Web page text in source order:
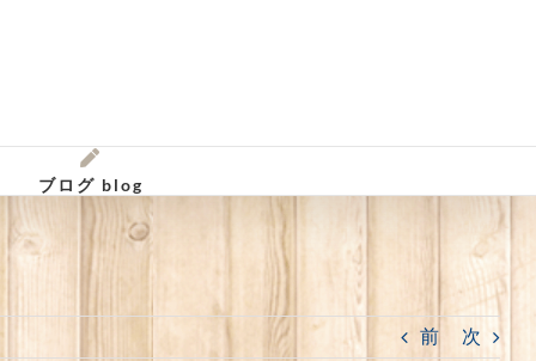
ブログ blog
前 次